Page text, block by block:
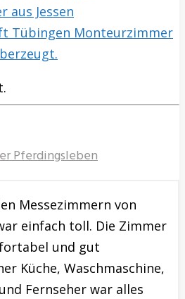
aus Jessen
Tübingen Monteurzimmer
Pferdingsleben
Messezimmern von
einfach toll. Die Zimmer
und gut
Küche, Waschmaschine,
Fernseher war alles